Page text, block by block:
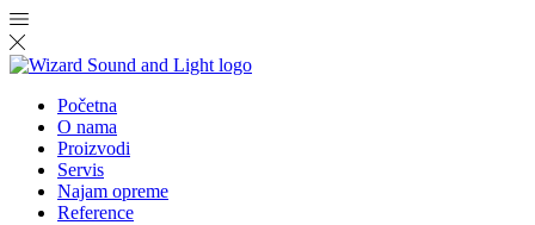
Početna
O nama
Proizvodi
Servis
Najam opreme
Reference